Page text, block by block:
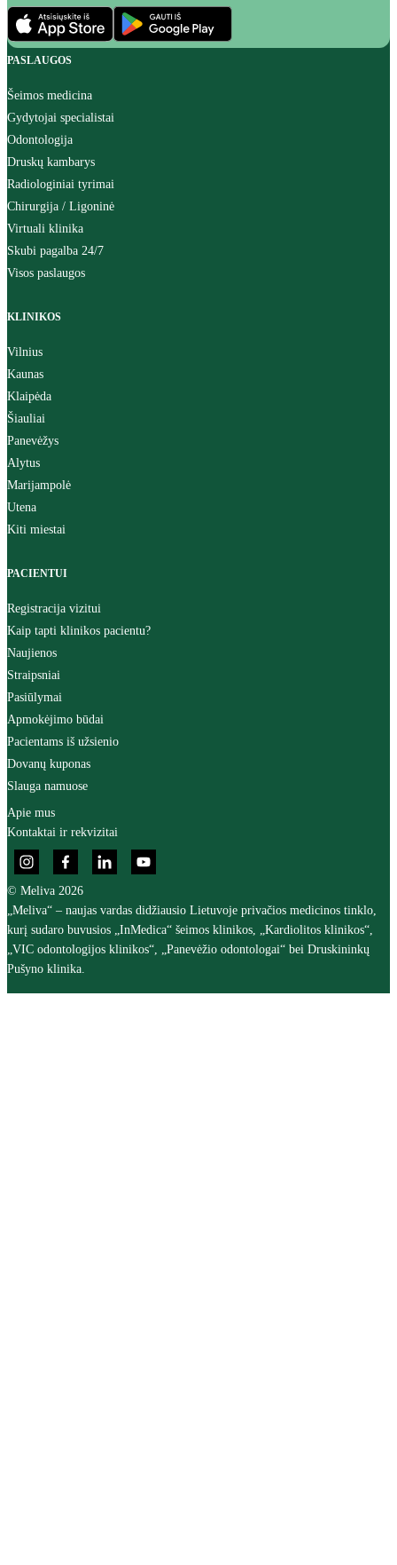
PASLAUGOS
Šeimos medicina
Gydytojai specialistai
Odontologija
Druskų kambarys
Radiologiniai tyrimai
Chirurgija / Ligoninė
Virtuali klinika
Skubi pagalba 24/7
Visos paslaugos
KLINIKOS
Vilnius
Kaunas
Klaipėda
Šiauliai
Panevėžys
Alytus
Marijampolė
Utena
Kiti miestai
PACIENTUI
Registracija vizitui
Kaip tapti klinikos pacientu?
Naujienos
Straipsniai
Pasiūlymai
Apmokėjimo būdai
Pacientams iš užsienio
Dovanų kuponas
Slauga namuose
Apie mus
Kontaktai ir rekvizitai
© Meliva 2026
„Meliva“ – naujas vardas didžiausio Lietuvoje privačios medicinos tinklo,
kurį sudaro buvusios „InMedica“ šeimos klinikos, „Kardiolitos klinikos“,
„VIC odontologijos klinikos“, „Panevėžio odontologai“ bei Druskininkų
Pušyno klinika.